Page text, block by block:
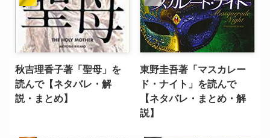
秋吉理香子著「聖母」を
読んで【ネタバレ・解
説・まとめ】
東野圭吾著「マスカレー
ド・ナイト」を読んで
【ネタバレ・まとめ・解
説】